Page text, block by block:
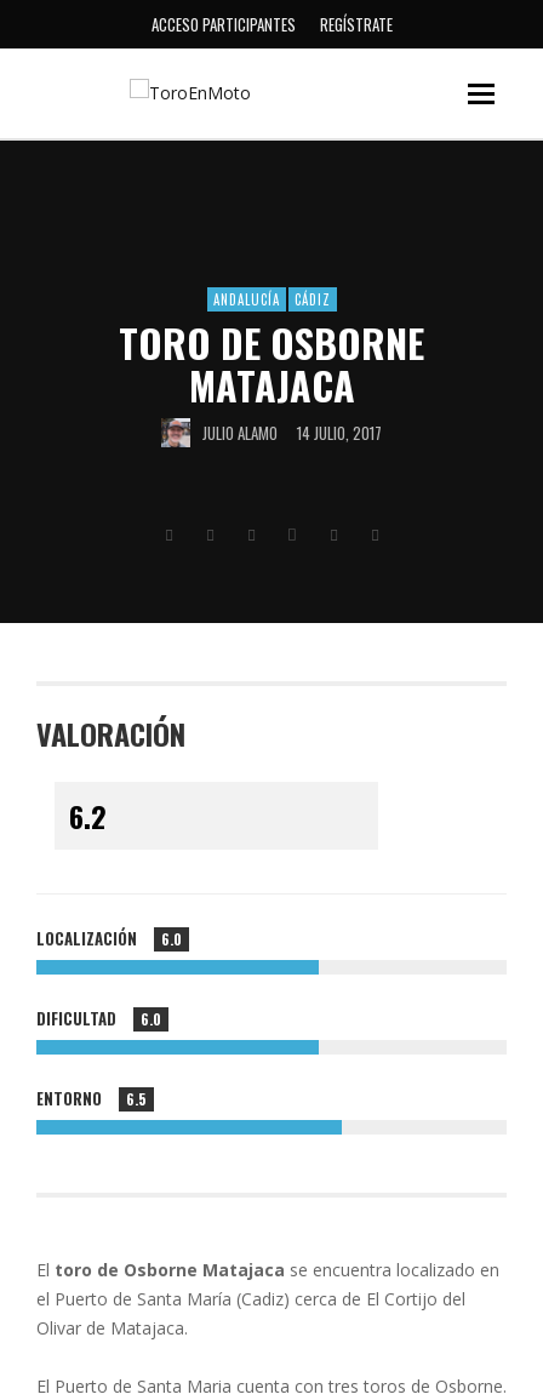
ACCESO PARTICIPANTES REGÍSTRATE
ANDALUCÍA CÁDIZ
TORO DE OSBORNE
MATAJACA
JULIO ALAMO 14 JULIO, 2017
VALORACIÓN
LOCALIZACIÓN 6.0
DIFICULTAD 6.0
ENTORNO 6.5
El toro de Osborne Matajaca se encuentra localizado en
el Puerto de Santa María (Cadiz) cerca de El Cortijo del
Olivar de Matajaca.
El Puerto de Santa Maria cuenta con tres toros de Osborne.